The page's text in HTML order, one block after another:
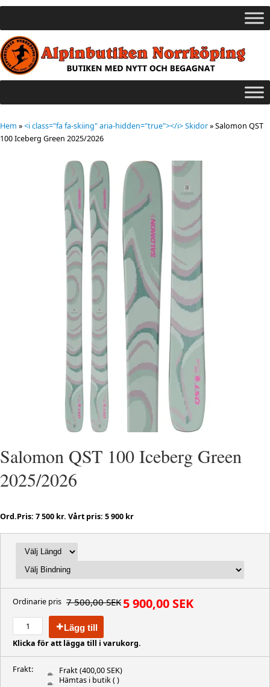
Hem »<i class="fa fa-skiing" aria-hidden="true"></i> Skidor»Salomon QST
100 Iceberg Green 2025/2026
Salomon QST 100 Iceberg Green
2025/2026
Ord.Pris: 7 500 kr. Vårt pris: 5 900 kr
Ordinarie pris 7 500,00 SEK 5 900,00 SEK
Lägg till
Klicka för att lägga till i varukorg.
Frakt: Frakt(400,00 SEK)
Hämtas i butik( )